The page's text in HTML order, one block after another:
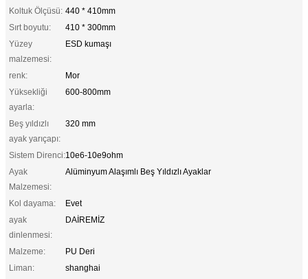
Koltuk Ölçüsü: 440 * 410mm
Sırt boyutu:
410 * 300mm
Yüzey
malzemesi:
ESD kumaşı
renk:
Mor
Yüksekliği
ayarla:
600-800mm
Beş yıldızlı
ayak yarıçapı:
320 mm
Sistem Direnci:10e6-10e9ohm
Ayak
Malzemesi:
Alüminyum Alaşımlı Beş Yıldızlı Ayaklar
Kol dayama:
Evet
ayak
dinlenmesi:
DAİREMİZ
Malzeme:
PU Deri
Liman:
shanghai